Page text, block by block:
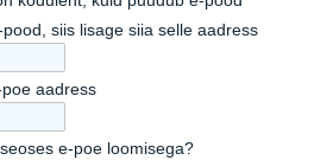
siis lisage siia selle aadress
aadress
e-poe loomisega?